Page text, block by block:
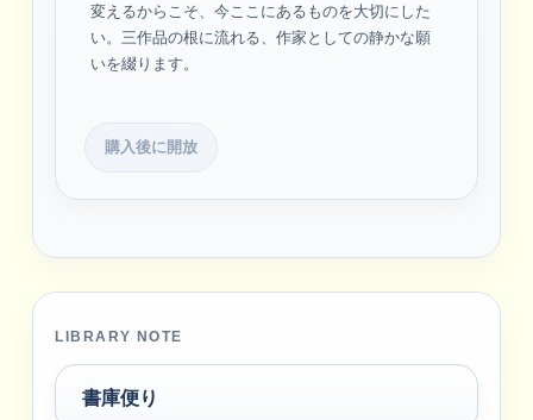
変えるからこそ、今ここにあるものを大切にした
い。三作品の根に流れる、作家としての静かな願
いを綴ります。
購入後に開放
LIBRARY NOTE
書庫便り